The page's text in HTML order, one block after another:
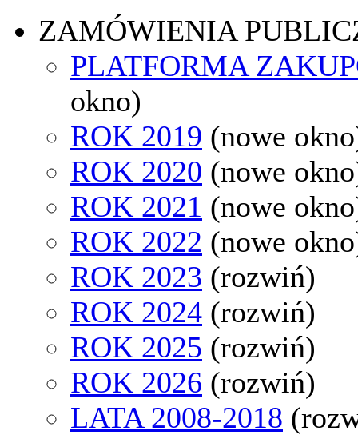
ZAMÓWIENIA
PLATFORMA
okno)
ROK 2019 (nowe
ROK 2020 (nowe
ROK 2021 (nowe
ROK 2022 (nowe
ROK 2023 (rozwiń)
ROK 2024 (rozwiń)
ROK 2025 (rozwiń)
ROK 2026 (rozwiń)
LATA 2008-2018